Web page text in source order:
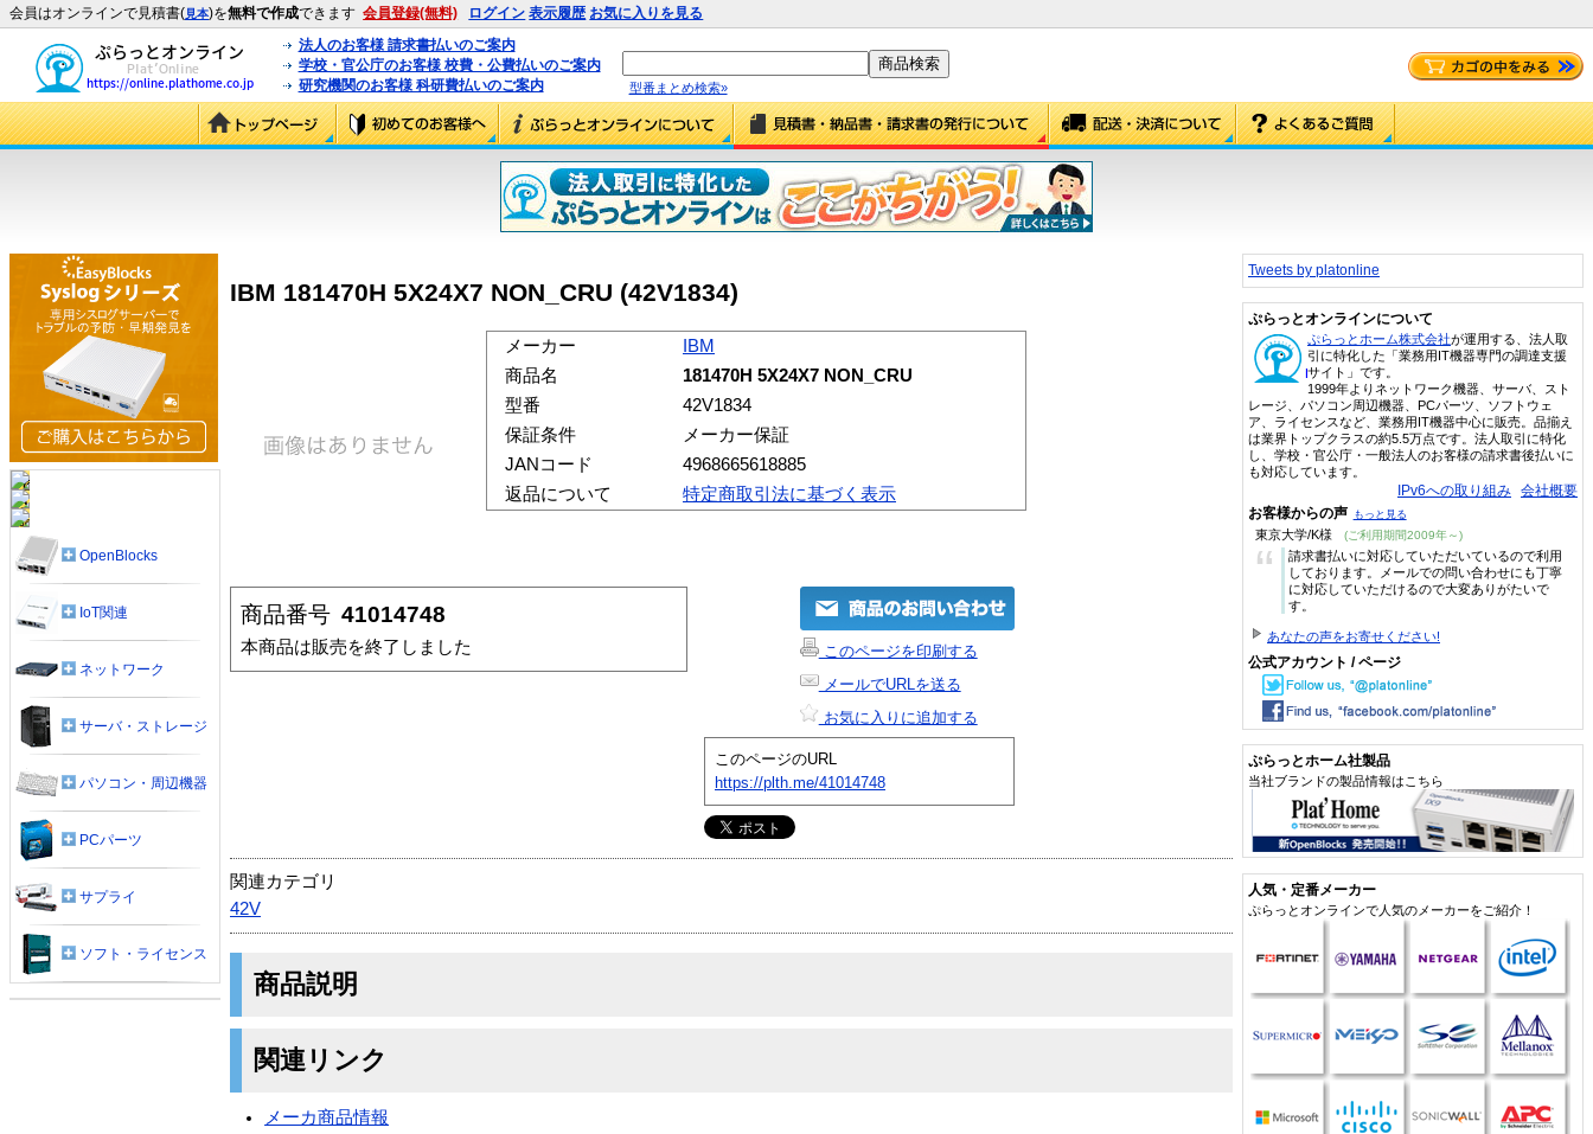
会員はオンラインで見積書(見本)を無料で作成できます 会員登録(無料) ログイン 表示履歴 お気に入りを見る
法人のお客様 請求書払いのご案内
学校・官公庁のお客様 校費・公費払いのご案内
研究機関のお客様 科研費払いのご案内
型番まとめ検索»
IBM 181470H 5X24X7 NON_CRU (42V1834)
メーカー
IBM
商品名
181470H 5X24X7 NON_CRU
型番
42V1834
保証条件
メーカー保証
JANコード
4968665618885
返品について
特定商取引法に基づく表示
商品番号 41014748
本商品は販売を終了しました
このページを印刷する
メールでURLを送る
お気に入りに追加する
このページのURL
https://plth.me/41014748
関連カテゴリ
42V
商品説明
関連リンク
メーカ商品情報
OpenBlocks
IoT関連
ネットワーク
サーバ・ストレージ
パソコン・周辺機器
PCパーツ
サプライ
ソフト・ライセンス
Tweets by platonline
ぷらっとオンラインについて
ぷらっとホーム株式会社が運用する、法人取
引に特化した「業務用IT機器専門の調達支援
サイト」です。
1999年よりネットワーク機器、サーバ、スト
レージ、パソコン周辺機器、PCパーツ、ソフトウェ
ア、ライセンスなど、業務用IT機器中心に販売。品揃え
は業界トップクラスの約5.5万点です。法人取引に特化
し、学校・官公庁・一般法人のお客様の請求書後払いに
も対応しています。
IPv6への取り組み 会社概要
お客様からの声 もっと見る
東京大学/K様 (ご利用期間2009年～)
“
請求書払いに対応していただいているので利用
しております。メールでの問い合わせにも丁寧
に対応していただけるので大変ありがたいで
す。
あなたの声をお寄せください!
公式アカウント / ページ
ぷらっとホーム社製品
当社ブランドの製品情報はこちら
人気・定番メーカー
ぷらっとオンラインで人気のメーカーをご紹介！